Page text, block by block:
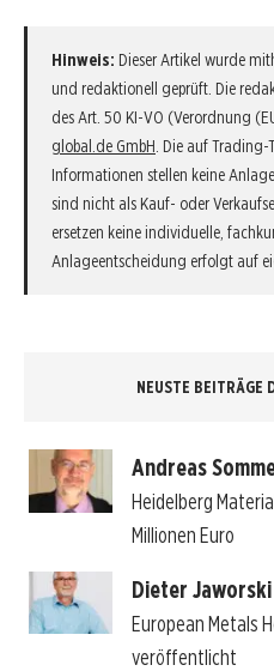
Hinweis: Dieser Artikel wurde
und redaktionell geprüft. Die
des Art. 50 KI-VO (Verordnung
global.de GmbH . Die auf
Informationen stellen keine
sind nicht als Kauf- oder
ersetzen keine individuelle,
Anlageentscheidung erfolgt auf
NEUSTE BEITRÄGE
Andreas
Heidelberg
Millionen Euro
Dieter Jaworski
European Metals
veröffentlicht